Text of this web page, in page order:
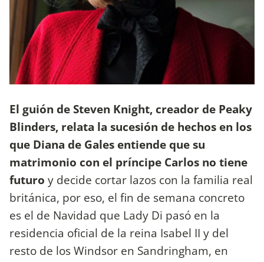
El guión de Steven Knight, creador de Peaky
Blinders, relata la sucesión de hechos en los
que Diana de Gales entiende que su
matrimonio con el príncipe Carlos no tiene
futuro y decide cortar lazos con la familia real
británica, por eso, el fin de semana concreto
es el de Navidad que Lady Di pasó en la
residencia oficial de la reina Isabel II y del
resto de los Windsor en Sandringham, en